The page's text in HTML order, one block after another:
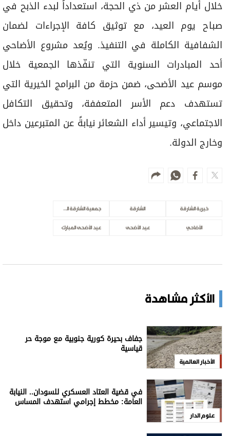
خلال أيام العشر من ذي الحجة، استعداداً لبدء الذبح في
صباح يوم العيد، مع توثيق كافة الإجراءات لضمان
الشفافية الكاملة في التنفيذ. ويُعد مشروع الأضاحي
أحد المبادرات السنوية التي تنفّذها الجمعية خلال
موسم عيد الأضحى، ضمن حزمة من البرامج الخيرية التي
تستهدف دعم الأسر المتعففة، وتحقيق التكافل
الاجتماعي، وتيسير أداء الشعائر نيابةً عن المتبرعين داخل
وخارج الدولة.
خيرية الشارقة الشارقة جمعية الشارقة الخيرية
الأضاحي عيد الأضحى عيد الأضحى المبارك
الأكثر مشاهدة
الأخبار العالمية
جفاف بحيرة كورية جنوبية مع موجة حر
قياسية
علوم الدار
في قضية العتاد العسكري للسودان.. النيابة
العامة: مخطط إجرامي استهدف المساس